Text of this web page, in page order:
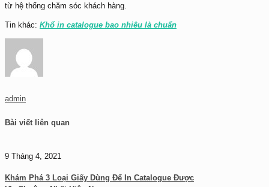
từ hệ thống chăm sóc khách hàng.
Tin khác: Khổ in catalogue bao nhiêu là chuẩn
admin
Bài viết liên quan
9 Tháng 4, 2021
Khám Phá 3 Loại Giấy Dùng Để In Catalogue Được